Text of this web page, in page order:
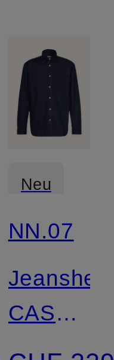
Neu
NN.07
CASPER
Regular